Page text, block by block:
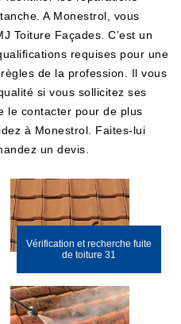
A Monestrol, vous
Toiture Façades. C’est un
requises pour une
de la profession. Il vous
si vous sollicitez ses
le contacter pour de plus
à Monestrol. Faites-lui
un devis.
Vérification et recherche fuite
de toiture 31